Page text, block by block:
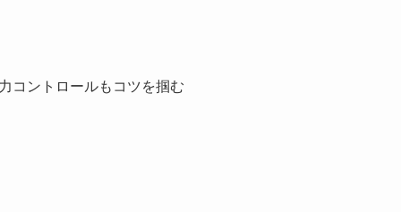
コントロールもコツを掴む